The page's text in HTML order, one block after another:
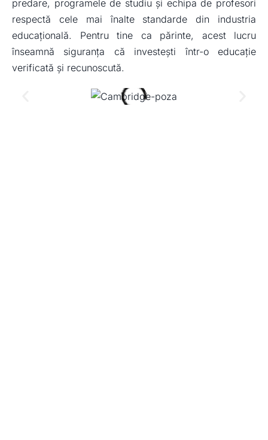
predare, programele de studiu și echipa de profesori
respectă cele mai înalte standarde din industria
educațională. Pentru tine ca părinte, acest lucru
înseamnă siguranța că investești într-o educație
verificată și recunoscută.